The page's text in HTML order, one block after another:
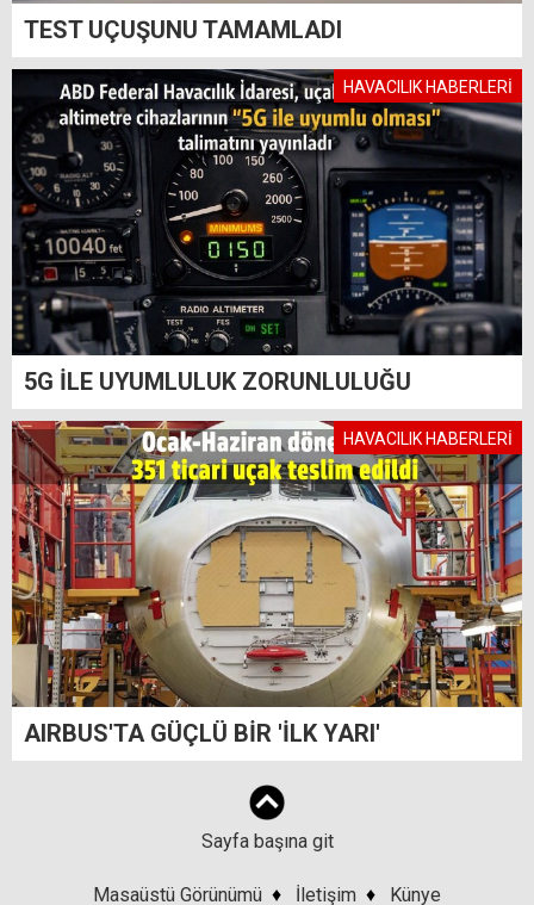
TEST UÇUŞUNU TAMAMLADI
HAVACILIK HABERLERİ
5G İLE UYUMLULUK ZORUNLULUĞU
HAVACILIK HABERLERİ
AIRBUS'TA GÜÇLÜ BİR 'İLK YARI'
Sayfa başına git
Masaüstü Görünümü ♦ İletişim ♦ Künye